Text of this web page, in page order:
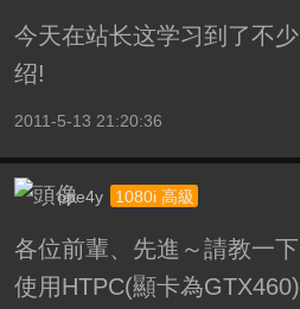
今天在站长这学习到了不
绍!
2011-5-13 21:20:36
ope4y 1080i 高級
各位前輩、先進～請教一下
使用HTPC(顯卡為